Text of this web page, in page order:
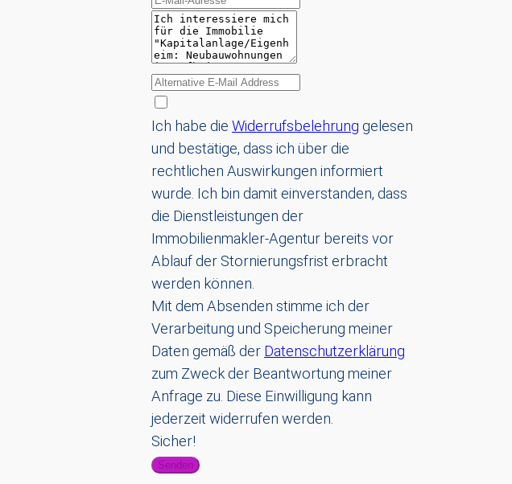
Ich habe die Widerrufsbelehrung gelesen
und bestätige, dass ich über die
rechtlichen Auswirkungen informiert
wurde. Ich bin damit einverstanden, dass
die Dienstleistungen der
Immobilienmakler-Agentur bereits vor
Ablauf der Stornierungsfrist erbracht
werden können.
Mit dem Absenden stimme ich der
Verarbeitung und Speicherung meiner
Daten gemäß der Datenschutzerklärung
zum Zweck der Beantwortung meiner
Anfrage zu. Diese Einwilligung kann
jederzeit widerrufen werden.
Sicher!
Senden